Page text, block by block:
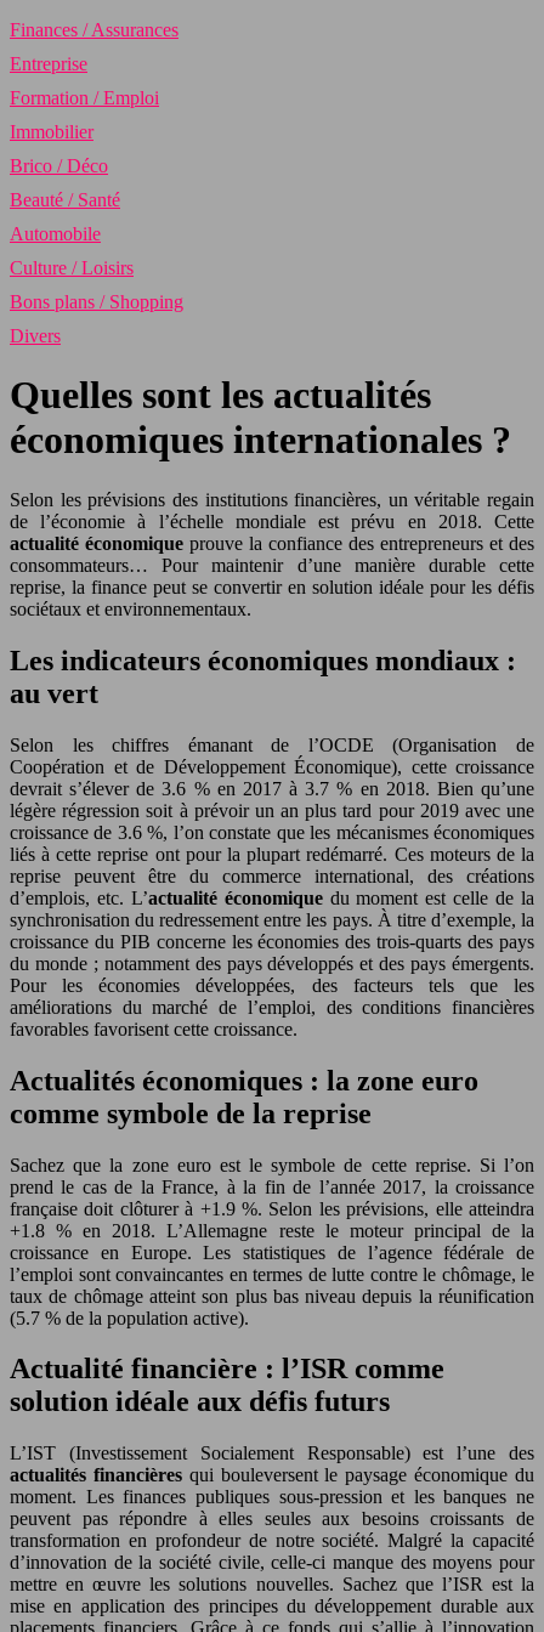
Finances / Assurances
Entreprise
Formation / Emploi
Immobilier
Brico / Déco
Beauté / Santé
Automobile
Culture / Loisirs
Bons plans / Shopping
Divers
Quelles sont les actualités
économiques internationales ?
Selon les prévisions des institutions financières, un véritable regain
de l’économie à l’échelle mondiale est prévu en 2018. Cette
actualité économique prouve la confiance des entrepreneurs et des
consommateurs… Pour maintenir d’une manière durable cette
reprise, la finance peut se convertir en solution idéale pour les défis
sociétaux et environnementaux.
Les indicateurs économiques mondiaux :
au vert
Selon les chiffres émanant de l’OCDE (Organisation de
Coopération et de Développement Économique), cette croissance
devrait s’élever de 3.6 % en 2017 à 3.7 % en 2018. Bien qu’une
légère régression soit à prévoir un an plus tard pour 2019 avec une
croissance de 3.6 %, l’on constate que les mécanismes économiques
liés à cette reprise ont pour la plupart redémarré. Ces moteurs de la
reprise peuvent être du commerce international, des créations
d’emplois, etc. L’actualité économiquedu moment est celle de la
synchronisation du redressement entre les pays. À titre d’exemple, la
croissance du PIB concerne les économies des trois-quarts des pays
du monde ; notamment des pays développés et des pays émergents.
Pour les économies développées, des facteurs tels que les
améliorations du marché de l’emploi, des conditions financières
favorables favorisent cette croissance.
Actualités économiques : la zone euro
comme symbole de la reprise
Sachez que la zone euro est le symbole de cette reprise. Si l’on
prend le cas de la France, à la fin de l’année 2017, la croissance
française doit clôturer à +1.9 %. Selon les prévisions, elle atteindra
+1.8 % en 2018. L’Allemagne reste le moteur principal de la
croissance en Europe. Les statistiques de l’agence fédérale de
l’emploi sont convaincantes en termes de lutte contre le chômage, le
taux de chômage atteint son plus bas niveau depuis la réunification
(5.7 % de la population active).
Actualité financière : l’ISR comme
solution idéale aux défis futurs
L’IST (Investissement Socialement Responsable) est l’une des
actualités financièresqui bouleversent le paysage économique du
moment. Les finances publiques sous-pression et les banques ne
peuvent pas répondre à elles seules aux besoins croissants de
transformation en profondeur de notre société. Malgré la capacité
d’innovation de la société civile, celle-ci manque des moyens pour
mettre en œuvre les solutions nouvelles. Sachez que l’ISR est la
mise en application des principes du développement durable aux